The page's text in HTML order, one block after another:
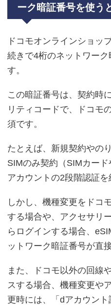
ーク暗証番号を使う
ドコモオンラインショッ
続きで4桁のネットワー
す。
この暗証番号は、契約時
リティコードで、ドコモ
須です。
たとえば、新規契約やの
SIMのみ契約（SIMカー
アカウントの2段階認証を
しかし、機種変更をドコ
する場合や、アクセサリ
らログインする場合、
ットワーク暗証番号が直
また、ドコモ以外の回線
スする場合、機種変更や
更時には、「dアカウン